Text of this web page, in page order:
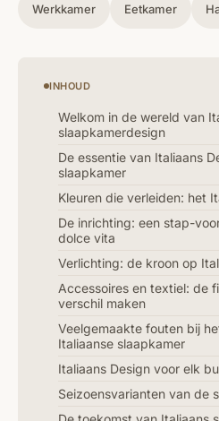
Werkkamer Eetkamer
INHOUD
Welkom in de wereld van
slaapkamerdesign
De essentie van Italiaans
slaapkamer
Kleuren die verleiden: het
De inrichting: een stap-
dolce vita
Verlichting: de kroon op
Accessoires en textiel: de
verschil maken
Veelgemaakte fouten bij
Italiaanse slaapkamer
Italiaans Design voor elk
Seizoensvarianten van de